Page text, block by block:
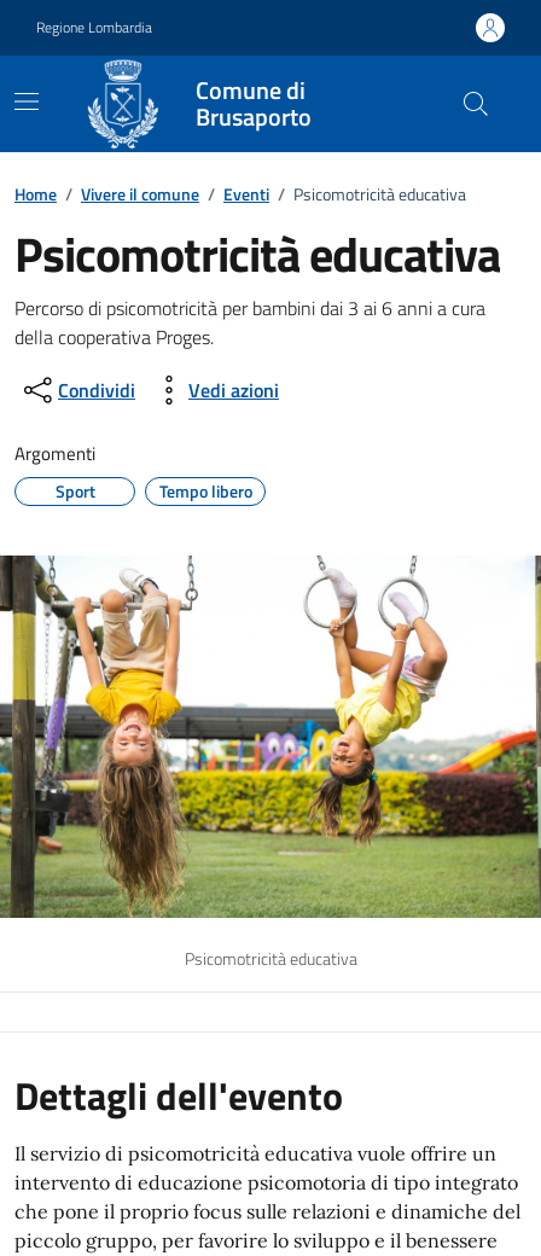
Regione Lombardia
Comune di
Brusaporto
Home / Vivere il comune / Eventi / Psicomotricità educativa
Psicomotricità educativa
Dettagli della notizia
Percorso di psicomotricità per bambini dai 3 ai 6 anni a cura
della cooperativa Proges.
Condividi
Vedi azioni
Argomenti
Sport Tempo libero
Psicomotricità educativa
Dettagli dell'evento
Il servizio di psicomotricità educativa vuole offrire un
intervento di educazione psicomotoria di tipo integrato
che pone il proprio focus sulle relazioni e dinamiche del
piccolo gruppo, per favorire lo sviluppo e il benessere